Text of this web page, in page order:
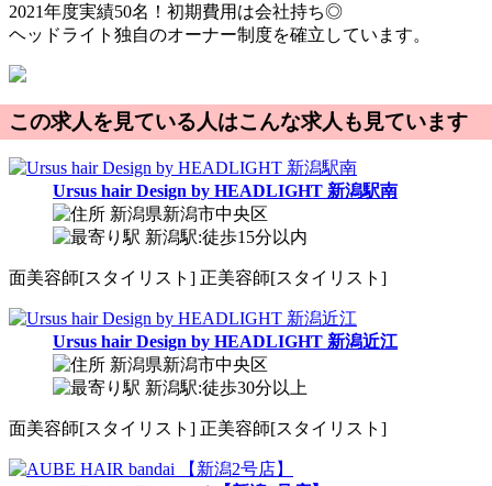
2021年度実績50名！初期費用は会社持ち◎
ヘッドライト独自のオーナー制度を確立しています。
この求人を見ている人はこんな求人も見ています
Ursus hair Design by HEADLIGHT 新潟駅南
新潟県新潟市中央区
新潟駅:徒歩15分以内
面美容師[スタイリスト] 正美容師[スタイリスト]
Ursus hair Design by HEADLIGHT 新潟近江
新潟県新潟市中央区
新潟駅:徒歩30分以上
面美容師[スタイリスト] 正美容師[スタイリスト]